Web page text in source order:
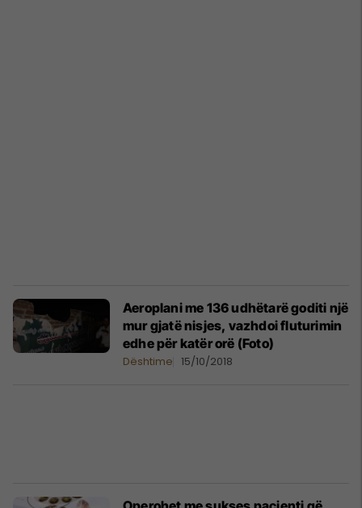
Aeroplani me 136 udhëtarë goditi një
mur gjatë nisjes, vazhdoi fluturimin
edhe për katër orë (Foto)
Dështime 15/10/2018